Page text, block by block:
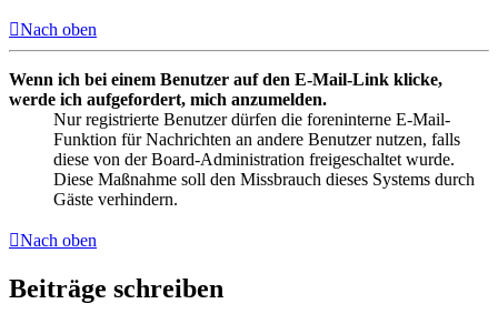
Nach oben
Wenn ich bei einem Benutzer auf den E-Mail-Link klicke,
werde ich aufgefordert, mich anzumelden.
Nur registrierte Benutzer dürfen die foreninterne E-Mail-
Funktion für Nachrichten an andere Benutzer nutzen, falls
diese von der Board-Administration freigeschaltet wurde.
Diese Maßnahme soll den Missbrauch dieses Systems durch
Gäste verhindern.
Nach oben
Beiträge schreiben